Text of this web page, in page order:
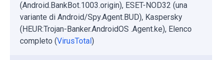
(Android.BankBot.1003.origin), ESET-NOD32 (una
variante di Android/Spy.Agent.BUD), Kaspersky
(HEUR:Trojan-Banker.AndroidOS .Agent.ke), Elenco
completo (VirusTotal)